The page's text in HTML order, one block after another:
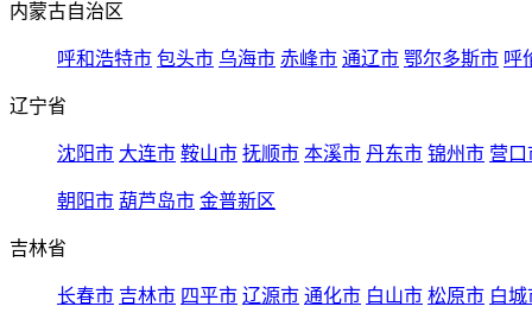
内蒙古自治区
呼和浩特市 包头市 乌海市 赤峰市 通辽市 鄂尔多斯市 呼
辽宁省
沈阳市 大连市 鞍山市 抚顺市 本溪市 丹东市 锦州市 营口
朝阳市 葫芦岛市 金普新区
吉林省
长春市 吉林市 四平市 辽源市 通化市 白山市 松原市 白城